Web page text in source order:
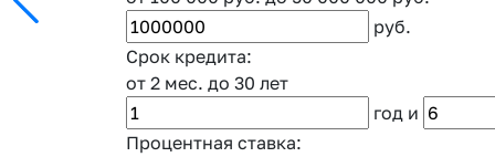
руб.
Срок кредита:
от 2 мес. до 30 лет
год и
Процентная ставка: